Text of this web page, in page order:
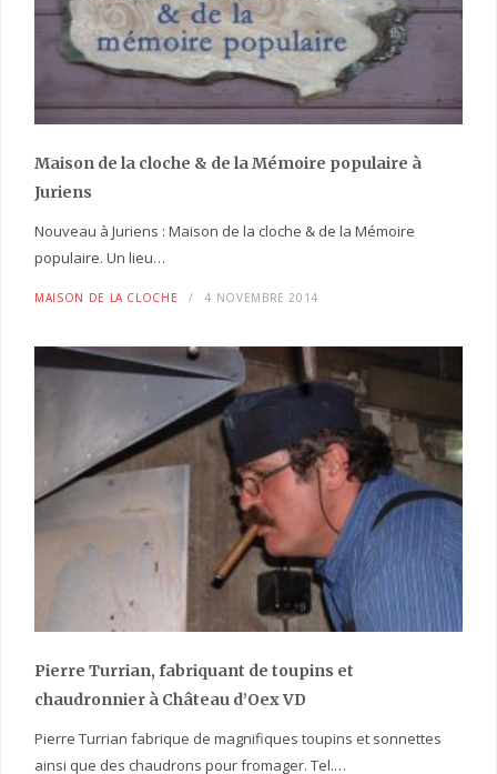
Maison de la cloche & de la Mémoire populaire à
Juriens
Nouveau à Juriens : Maison de la cloche & de la Mémoire
populaire. Un lieu…
MAISON DE LA CLOCHE 4 NOVEMBRE 2014
Pierre Turrian, fabriquant de toupins et
chaudronnier à Château d’Oex VD
Pierre Turrian fabrique de magnifiques toupins et sonnettes
ainsi que des chaudrons pour fromager. Tel.…